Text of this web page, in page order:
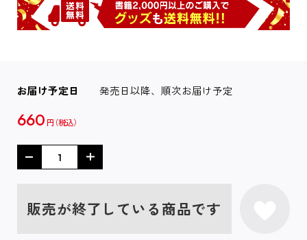
お届け予定日 発売日以降、順次お届け予定
660 円
販売が終了している商品です